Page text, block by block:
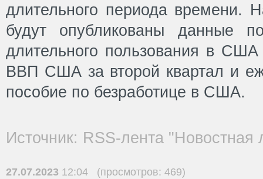
длительного периода времени.
будут опубликованы данные
длительного пользования в
ВВП США за второй квартал и
пособие по безработице в США.
Источник: RSS-лента "Новостная
27.07.2023 12:04 (просмотров: 469)